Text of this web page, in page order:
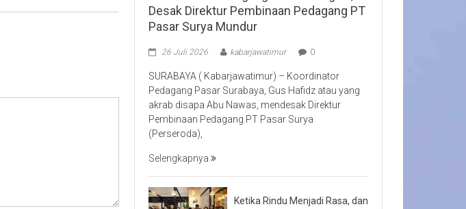
Desak Direktur Pembinaan Pedagang PT
Pasar Surya Mundur
26 Juli 2026 kabarjawatimur 0
SURABAYA ( Kabarjawatimur) – Koordinator
Pedagang Pasar Surabaya, Gus Hafidz atau yang
akrab disapa Abu Nawas, mendesak Direktur
Pembinaan Pedagang PT Pasar Surya
(Perseroda),
Selengkapnya
Ketika Rindu Menjadi Rasa, dan